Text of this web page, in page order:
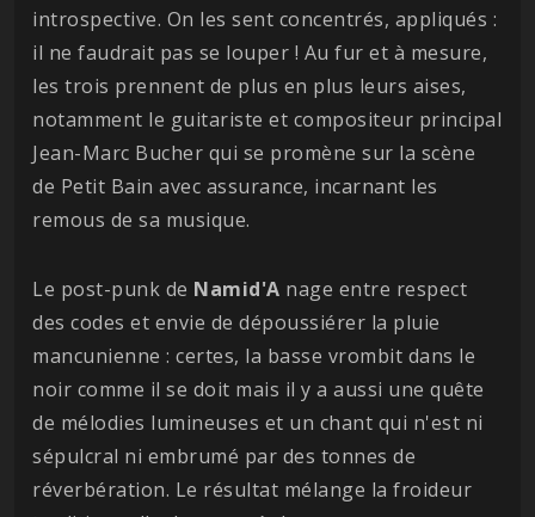
introspective. On les sent concentrés, appliqués :
il ne faudrait pas se louper ! Au fur et à mesure,
les trois prennent de plus en plus leurs aises,
notamment le guitariste et compositeur principal
Jean-Marc Bucher qui se promène sur la scène
de Petit Bain avec assurance, incarnant les
remous de sa musique.
Le post-punk de Namid'A nage entre respect
des codes et envie de dépoussiérer la pluie
mancunienne : certes, la basse vrombit dans le
noir comme il se doit mais il y a aussi une quête
de mélodies lumineuses et un chant qui n'est ni
sépulcral ni embrumé par des tonnes de
réverbération. Le résultat mélange la froideur